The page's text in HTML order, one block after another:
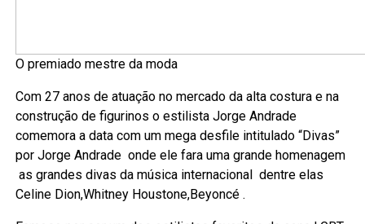
O premiado mestre da moda
Com 27 anos de atuação no mercado da alta costura e na
construção de figurinos o estilista Jorge Andrade
comemora a data com um mega desfile intitulado “Divas”
por Jorge Andrade onde ele fara uma grande homenagem
as grandes divas da música internacional dentre elas
Celine Dion,Whitney Houstone,Beyoncé .